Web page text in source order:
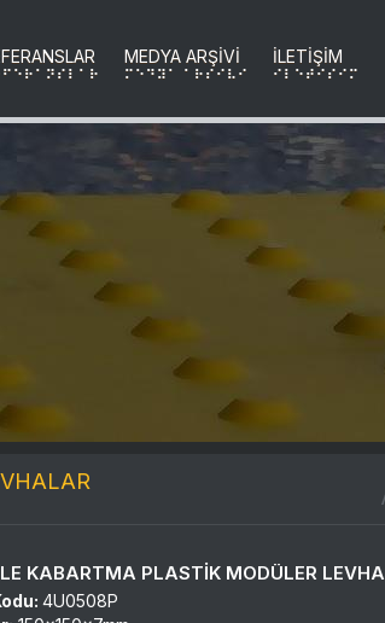
MEDYA ARŞİVİ
MEDYA ARsIVI
İLETİŞİM
ILETIsIM
KABARTMA PLASTİK MODÜLER LEVHA
4U0508P